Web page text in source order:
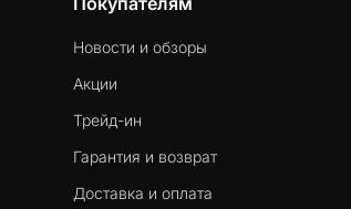
Новости и обзоры
Акции
Трейд-ин
Гарантия и возврат
Доставка и оплата